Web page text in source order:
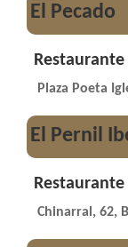
El Pecado
Restaurante
Plaza Poeta
El Pernil
Chinarral, 62,